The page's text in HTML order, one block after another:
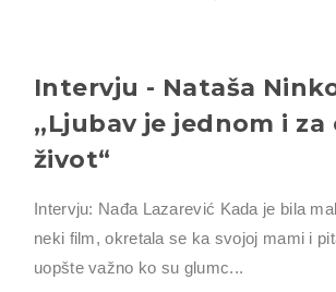
Intervju - Nataša
,,Ljubav je jednom i za
život“
Intervju: Nađa Lazarević Kada je bila
neki film, okretala se ka svojoj mami i
uopšte važno ko su glumc...